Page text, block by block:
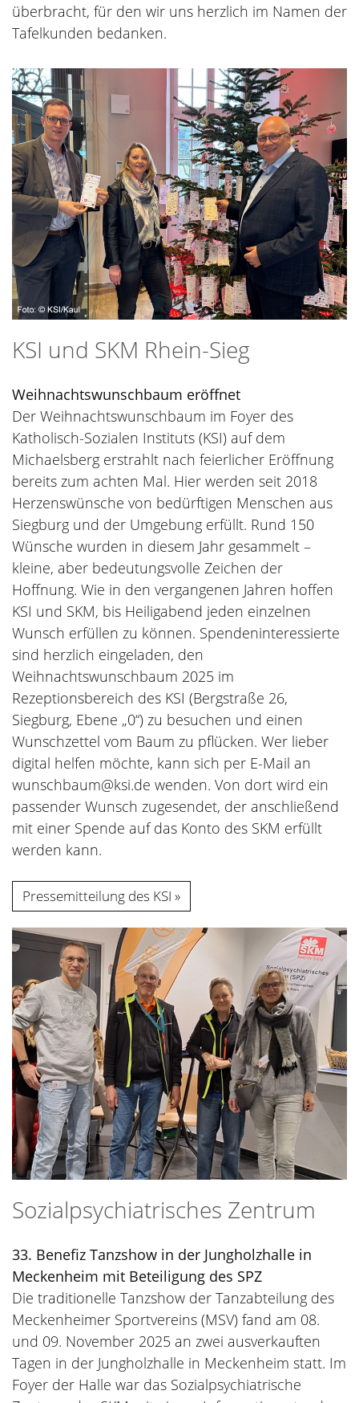
überbracht, für den wir uns herzlich im Namen der
Tafelkunden bedanken.
KSI und SKM Rhein-Sieg
Weihnachtswunschbaum eröffnet
Der Weihnachtswunschbaum im Foyer des
Katholisch-Sozialen Instituts (KSI) auf dem
Michaelsberg erstrahlt nach feierlicher Eröffnung
bereits zum achten Mal. Hier werden seit 2018
Herzenswünsche von bedürftigen Menschen aus
Siegburg und der Umgebung erfüllt. Rund 150
Wünsche wurden in diesem Jahr gesammelt –
kleine, aber bedeutungsvolle Zeichen der
Hoffnung. Wie in den vergangenen Jahren hoffen
KSI und SKM, bis Heiligabend jeden einzelnen
Wunsch erfüllen zu können. Spendeninteressierte
sind herzlich eingeladen, den
Weihnachtswunschbaum 2025 im
Rezeptionsbereich des KSI (Bergstraße 26,
Siegburg, Ebene „0“) zu besuchen und einen
Wunschzettel vom Baum zu pflücken. Wer lieber
digital helfen möchte, kann sich per E-Mail an
wunschbaum@ksi.de wenden. Von dort wird ein
passender Wunsch zugesendet, der anschließend
mit einer Spende auf das Konto des SKM erfüllt
werden kann.
Pressemitteilung des KSI
Sozialpsychiatrisches Zentrum
33. Benefiz Tanzshow in der Jungholzhalle in
Meckenheim mit Beteiligung des SPZ
Die traditionelle Tanzshow der Tanzabteilung des
Meckenheimer Sportvereins (MSV) fand am 08.
und 09. November 2025 an zwei ausverkauften
Tagen in der Jungholzhalle in Meckenheim statt. Im
Foyer der Halle war das Sozialpsychiatrische